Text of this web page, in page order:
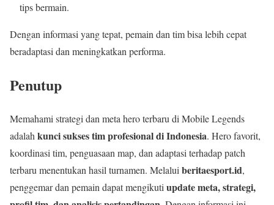
tips bermain.
Dengan informasi yang tepat, pemain dan tim bisa lebih cepat
beradaptasi dan meningkatkan performa.
Penutup
Memahami strategi dan meta hero terbaru di Mobile Legends
adalah kunci sukses tim profesional di Indonesia. Hero favorit,
koordinasi tim, penguasaan map, dan adaptasi terhadap patch
terbaru menentukan hasil turnamen. Melalui beritaesport.id,
penggemar dan pemain dapat mengikuti update meta, strategi,